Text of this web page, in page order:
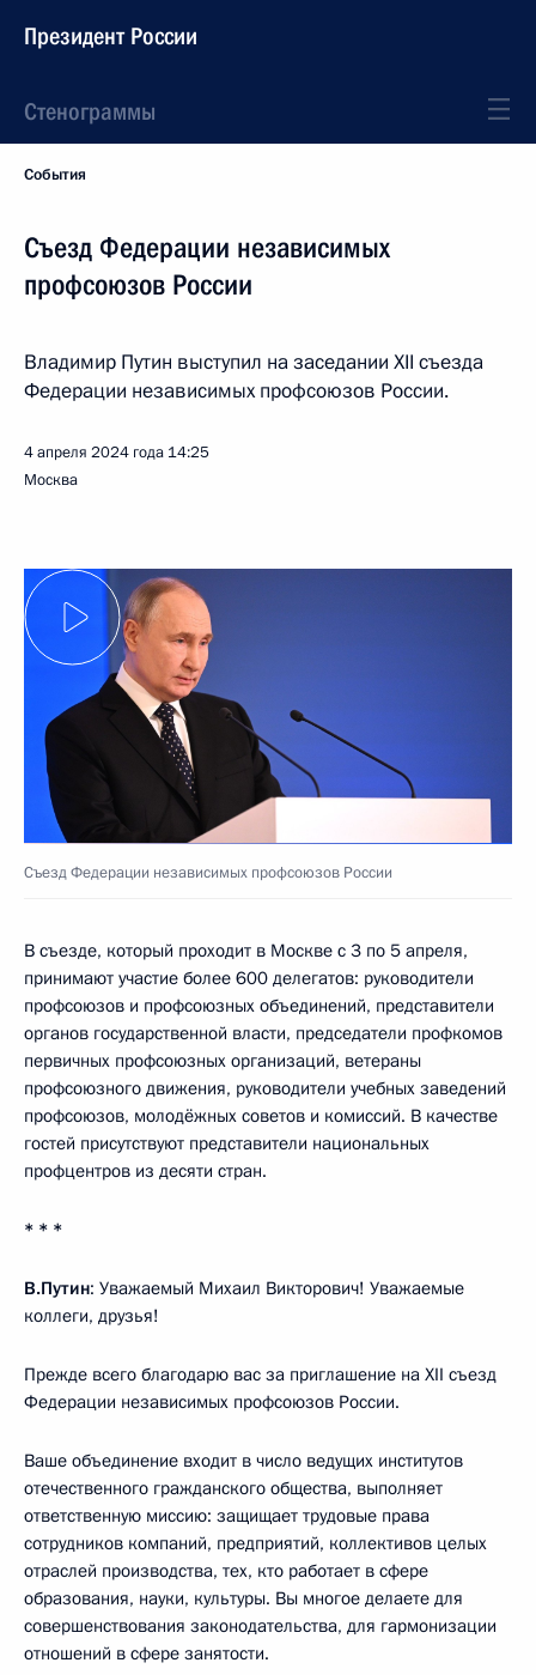
Президент России
Стенограммы
События
Съезд Федерации независимых
профсоюзов России
Владимир Путин выступил на заседании XII съезда
Федерации независимых профсоюзов России.
4 апреля 2024 года 14:25
Москва
Съезд Федерации независимых профсоюзов России
В съезде, который проходит в Москве с 3 по 5 апреля,
принимают участие более 600 делегатов: руководители
профсоюзов и профсоюзных объединений, представители
органов государственной власти, председатели профкомов
первичных профсоюзных организаций, ветераны
профсоюзного движения, руководители учебных заведений
профсоюзов, молодёжных советов и комиссий. В качестве
гостей присутствуют представители национальных
профцентров из десяти стран.
* * *
В.Путин: Уважаемый Михаил Викторович! Уважаемые
коллеги, друзья!
Прежде всего благодарю вас за приглашение на XII съезд
Федерации независимых профсоюзов России.
Ваше объединение входит в число ведущих институтов
отечественного гражданского общества, выполняет
ответственную миссию: защищает трудовые права
сотрудников компаний, предприятий, коллективов целых
отраслей производства, тех, кто работает в сфере
образования, науки, культуры. Вы многое делаете для
совершенствования законодательства, для гармонизации
отношений в сфере занятости.